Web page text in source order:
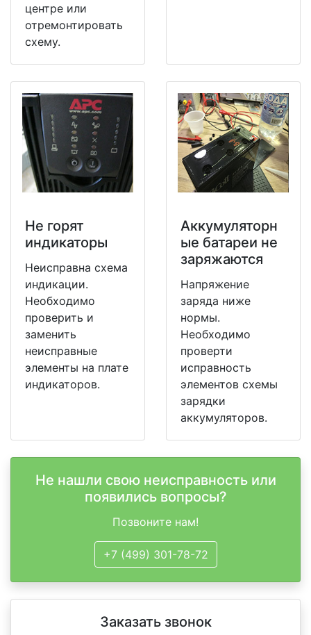
центре или
отремонтировать
схему.
Не горят
индикаторы
Неисправна схема
индикации.
Необходимо
проверить и
заменить
неисправные
элементы на плате
индикаторов.
Аккумуляторн
ые батареи не
заряжаются
Напряжение
заряда ниже
нормы.
Необходимо
проверти
исправность
элементов схемы
зарядки
аккумуляторов.
Не нашли свою неисправность или
появились вопросы?
Позвоните нам!
+7 (499) 301-78-72
Заказать звонок